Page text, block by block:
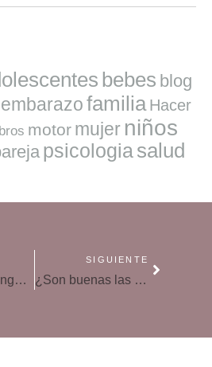
bebes blog
embarazofamilia Hacer
motor mujer niños
psicologia salud
Estimular el lenguaje de tus hijos de 0 a 2 años
SIGUIENTE
¿Son buenas las vacunas para los bebés prematuros?